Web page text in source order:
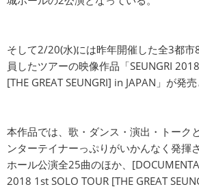
そして2/20(水)には昨年開催した全3都
員したツアーの映像作品「SEUNGRI
[THE GREAT SEUNGRI] in JAPAN」が発売
本作品では、歌・ダンス・演出・トーク
ンターテイナーっぷりがいかんなく発揮
ホール公演全25曲のほか、
2018 1st SOLO TOUR [THE GREAT